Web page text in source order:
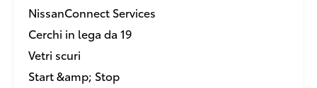
NissanConnect Services
Cerchi in lega da 19
Vetri scuri
Start &amp; Stop